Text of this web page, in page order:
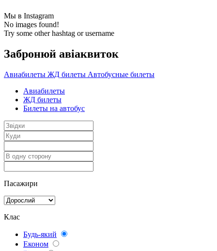
Мы в Instagram
No images found!
Try some other hashtag or username
Забронюй авiаквиток
Авиабилеты ЖД билеты Автобусные билеты
Авиабилеты
ЖД билеты
Билеты на автобус
Пасажири
Клас
Будь-який
Економ